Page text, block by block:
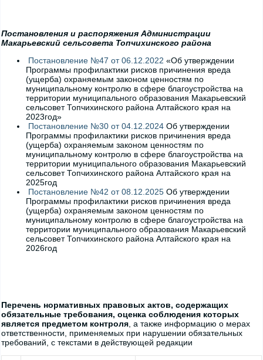
Постановления и распоряжения Администрации
Макарьевский сельсовета Топчихинского района
Постановление №47 от 06.12.2022 «Об утверждении
Программы профилактики рисков причинения вреда
(ущерба) охраняемым законом ценностям по
муниципальному контролю в сфере благоустройства на
территории муниципального образования Макарьевский
сельсовет Топчихинского района Алтайского края на
2023год»
Постановление №30 от 04.12.2024 Об утверждении
Программы профилактики рисков причинения вреда
(ущерба) охраняемым законом ценностям по
муниципальному контролю в сфере благоустройства на
территории муниципального образования Макарьевский
сельсовет Топчихинского района Алтайского края на
2025год
Постановление №42 от 08.12.2025 Об утверждении
Программы профилактики рисков причинения вреда
(ущерба) охраняемым законом ценностям по
муниципальному контролю в сфере благоустройства на
территории муниципального образования Макарьевский
сельсовет Топчихинского района Алтайского края на
2026год
Перечень нормативных правовых актов, содержащих
обязательные требования, оценка соблюдения которых
является предметом контроля , а также информацию о мерах
ответственности, применяемых при нарушении обязательных
требований, с текстами в действующей редакции